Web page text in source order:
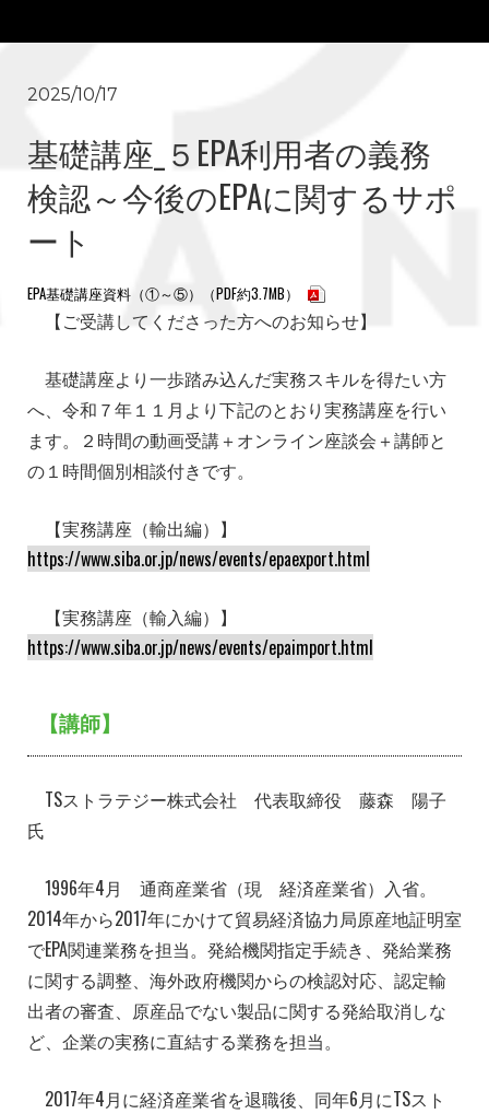
2025/10/17
基礎講座_５EPA利用者の義務
検認～今後のEPAに関するサポ
ート
EPA基礎講座資料（①～⑤）（PDF約3.7MB）
【ご受講してくださった方へのお知らせ】
基礎講座より一歩踏み込んだ実務スキルを得たい方
へ、令和７年１１月より下記のとおり実務講座を行い
ます。２時間の動画受講＋オンライン座談会＋講師と
の１時間個別相談付きです。
【実務講座（輸出編）】
https://www.siba.or.jp/news/events/epaexport.html
【実務講座（輸入編）】
https://www.siba.or.jp/news/events/epaimport.html
【講師】
TSストラテジー株式会社 代表取締役 藤森 陽子
氏
1996年4月 通商産業省（現 経済産業省）入省。
2014年から2017年にかけて貿易経済協力局原産地証明室
でEPA関連業務を担当。発給機関指定手続き、発給業務
に関する調整、海外政府機関からの検認対応、認定輸
出者の審査、原産品でない製品に関する発給取消しな
ど、企業の実務に直結する業務を担当。
2017年4月に経済産業省を退職後、同年6月にTSスト